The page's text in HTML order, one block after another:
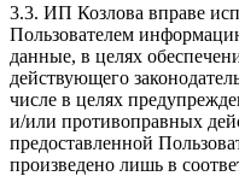
3.3. ИП Козлова вправе
Пользователем
данные, в целях
действующего
числе в целях
и/или противоправных
предоставленной
произведено лишь в